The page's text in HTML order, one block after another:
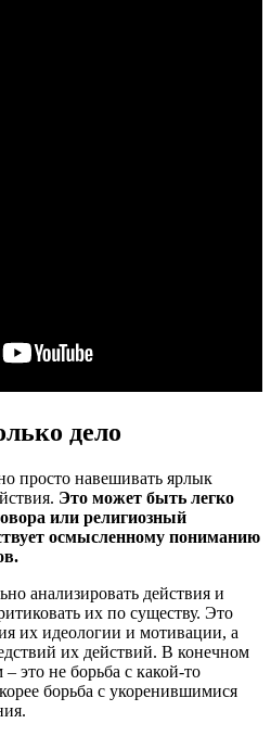
дело
просто навешивать ярлык
Это может быть легко
или религиозный
осмысленному пониманию
анализировать действия и
их по существу. Это
их идеологии и мотивации, а
их действий. В конечном
это не борьба с какой-то
борьба с укоренившимися